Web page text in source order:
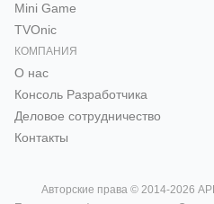
Mini Game
TVOnic
КОМПАНИЯ
О нас
Консоль Pазработчика
Деловое сотрудничество
Контакты
Авторские права © 2014-2026